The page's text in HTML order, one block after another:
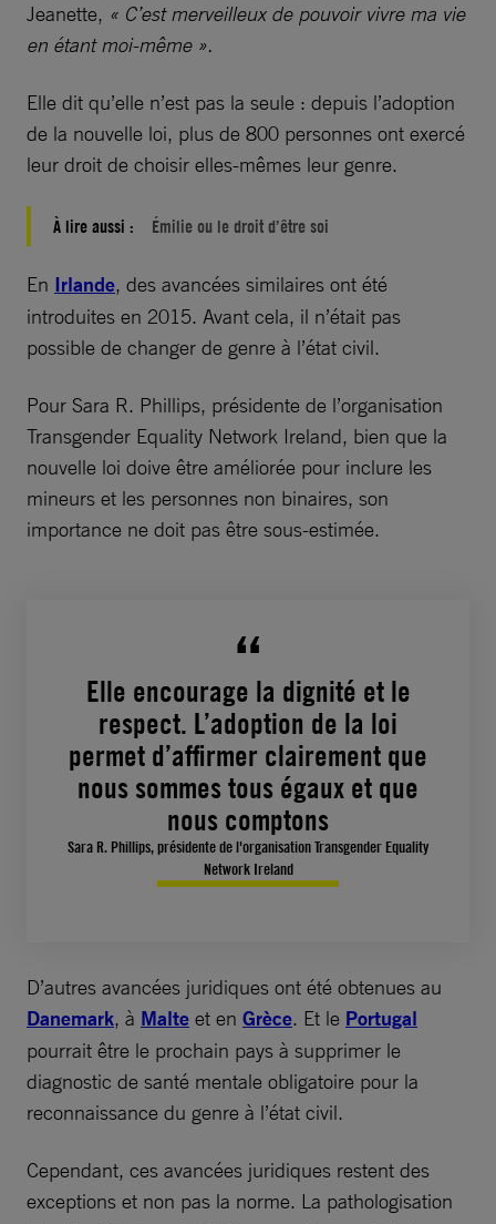
Jeanette, « C’est merveilleux de pouvoir vivre ma vie
en étant moi-même ».
Elle dit qu’elle n’est pas la seule : depuis l’adoption
de la nouvelle loi, plus de 800 personnes ont exercé
leur droit de choisir elles-mêmes leur genre.
À lire aussi : Émilie ou le droit d’être soi
En Irlande, des avancées similaires ont été
introduites en 2015. Avant cela, il n’était pas
possible de changer de genre à l’état civil.
Pour Sara R. Phillips, présidente de l’organisation
Transgender Equality Network Ireland, bien que la
nouvelle loi doive être améliorée pour inclure les
mineurs et les personnes non binaires, son
importance ne doit pas être sous-estimée.
Elle encourage la dignité et le
respect. L’adoption de la loi
permet d’affirmer clairement que
nous sommes tous égaux et que
nous comptons
Sara R. Phillips, présidente de l'organisation Transgender Equality
Network Ireland
D’autres avancées juridiques ont été obtenues au
Danemark, à Malte et en Grèce. Et le Portugal
pourrait être le prochain pays à supprimer le
diagnostic de santé mentale obligatoire pour la
reconnaissance du genre à l’état civil.
Cependant, ces avancées juridiques restent des
exceptions et non pas la norme. La pathologisation